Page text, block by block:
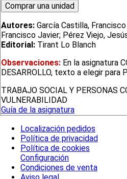
Autores: García Castilla,
Francisco Javier; Pérez Viejo,
Editorial: Tirant Lo Blanch
Observaciones: En la asignatura
DESARROLLO, texto a elegir para
TRABAJO SOCIAL Y PERSONAS
VULNERABILIDAD
Guía de la asignatura
Localización pedidos
Política de privacidad
Política de cookies
Configuración
Condiciones de venta
Aviso legal